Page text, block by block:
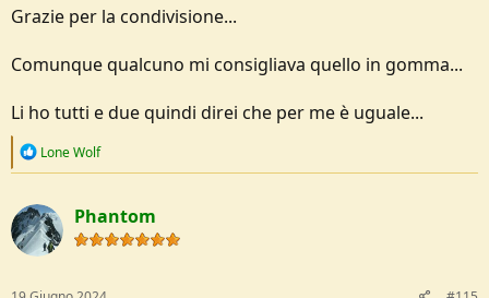
Grazie per la condivisione...
Comunque qualcuno mi consigliava quello in gomma...
Li ho tutti e due quindi direi che per me è uguale...
R
c
t
i
o
s
Lone Wolf
Phantom